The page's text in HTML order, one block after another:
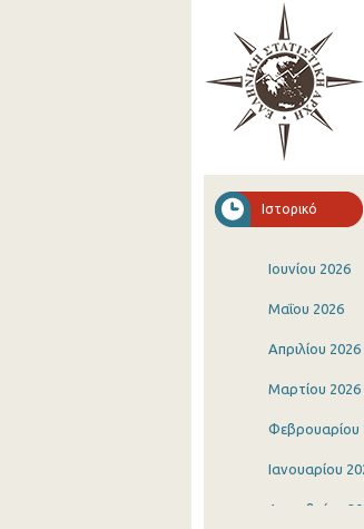
Ιστορικό
Ιουνίου 2026
Μαΐου 2026
Απριλίου 2026
Μαρτίου 2026
Φεβρουαρίου
Ιανουαρίου
Δεκεμβρίου